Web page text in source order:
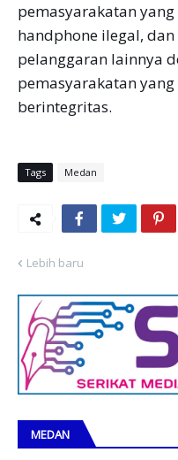
pemasyarakatan
handphone ilegal,
pelanggaran lainnya
pemasyarakatan
berintegritas.
Tags Medan
Lebih baru
MEDAN